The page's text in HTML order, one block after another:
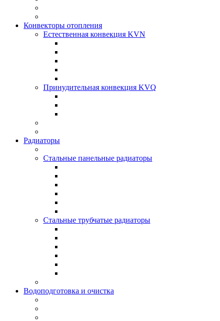
Конвекторы отопления
Естественная конвекция KVN
Принудительная конвекция KVQ
Радиаторы
Стальные панельные радиаторы
Стальные трубчатые радиаторы
Водоподготовка и очистка